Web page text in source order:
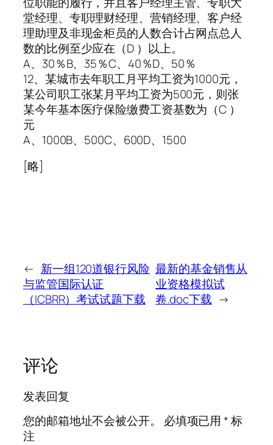
堂经理、专职理财经理、营销经理、客户经
理助理及非现金柜员的人数合计占网点总人
数的比例至少应在（D ）以上。
A、30％B、35％C、40％D、50％
12、某城市去年职工月平均工资为1000元，
某公司职工张某月平均工资为500元，则张
某今年基本医疗保险缴费工资基数为（C ）
元
A、1000B、500C、600D、1500
[略]
← 新一组120道银行风险
与监管国际认证
（ICBRR）考试试题下载
最新的基金销售从
业资格模拟试
卷.doc下载 →
评论
发表回复
您的邮箱地址不会被公开。
必填项已用*标
注